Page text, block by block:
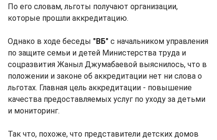
По его словам, льготы получают организации,
которые прошли аккредитацию.
Однако в ходе беседы "ВБ" с начальником управления
по защите семьи и детей Министерства труда и
соцразвития Жаныл Джумабаевой выяснилось, что в
положении и законе об аккредитации нет ни слова о
льготах. Главная цель аккредитации - повышение
качества предоставляемых услуг по уходу за детьми
и мониторинг.
Так что, похоже, что представители детских домов